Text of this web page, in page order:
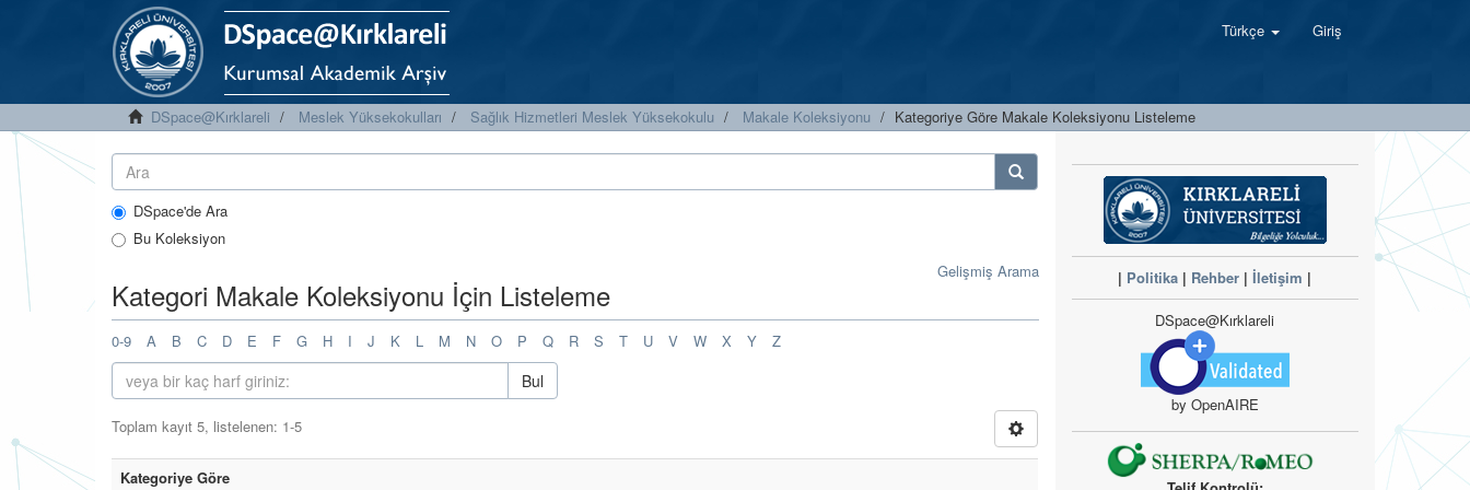
Türkçe Giriş
DSpace@Kırklareli Meslek Yüksekokulları Sağlık Hizmetleri Meslek Yüksekokulu Makale Koleksiyonu Kategoriye Göre Makale Koleksiyonu Listeleme
DSpace'de Ara
Bu Koleksiyon
Gelişmiş Arama
Kategori Makale Koleksiyonu İçin Listeleme
0-9 A B C D E F G H I J K L M N O P Q R S T U V W X Y Z
Bul
Toplam kayıt 5, listelenen: 1-5
Kategoriye Göre
| Politika | Rehber |İletişim |
DSpace@Kırklareli
by OpenAIRE